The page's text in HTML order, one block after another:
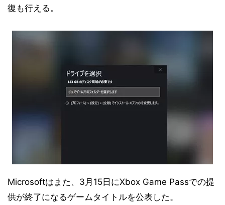
復も行える。
Microsoftはまた、3月15日にXbox Game Passでの提
供が終了になるゲームタイトルを公表した。